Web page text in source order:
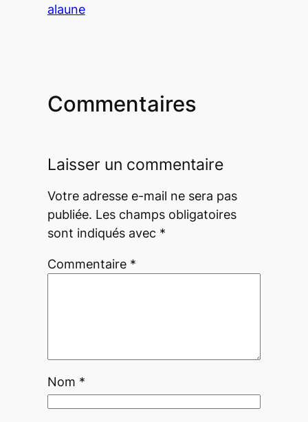
alaune
Commentaires
Laisser un commentaire
Votre adresse e-mail ne sera pas
publiée. Les champs obligatoires
sont indiqués avec *
Commentaire *
Nom *